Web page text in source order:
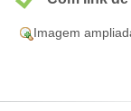
Imagem